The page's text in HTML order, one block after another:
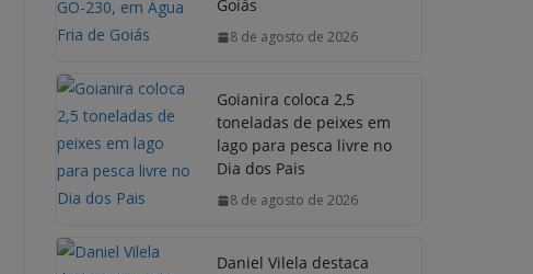
Goiás
8 de agosto de 2026
Goianira coloca 2,5
toneladas de peixes em
lago para pesca livre no
Dia dos Pais
8 de agosto de 2026
Daniel Vilela destaca